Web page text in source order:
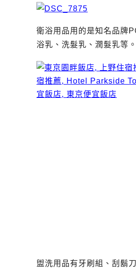
衛浴用品用的是知名品牌
浴乳、洗髮乳、潤髮乳等。
盥洗用品有牙刷組、刮鬍